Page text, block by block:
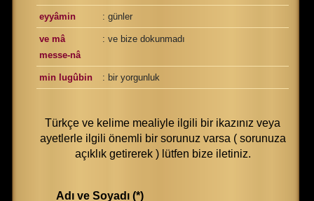
eyyâmin : günler
ve mâ
messe-nâ
: ve bize dokunmadı
min lugûbin : bir yorgunluk
Türkçe ve kelime mealiyle ilgili bir ikazınız veya
ayetlerle ilgili önemli bir sorunuz varsa ( sorunuza
açıklık getirerek ) lütfen bize iletiniz.
Adı ve Soyadı (*)